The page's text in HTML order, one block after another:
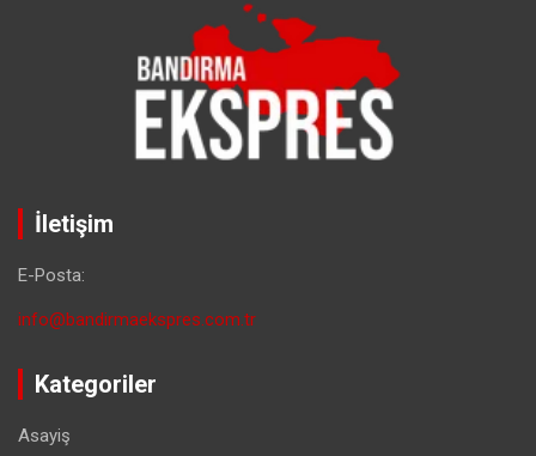
İletişim
E-Posta:
info@bandirmaekspres.com.tr
Kategoriler
Asayiş